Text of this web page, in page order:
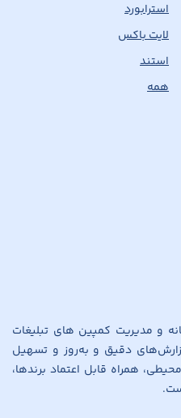
استرابورد
لایت باکس
استند
همه
و مدیریت کمپین های تبلیغات
دقیق و به‌روز و تسهیل
همراه قابل اعتماد برندها،